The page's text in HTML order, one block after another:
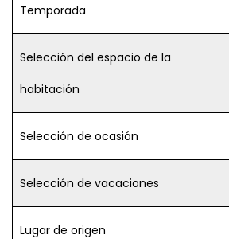
Temporada
Selección del espacio de la
habitación
Selección de ocasión
Selección de vacaciones
Lugar de origen